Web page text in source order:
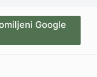
Google